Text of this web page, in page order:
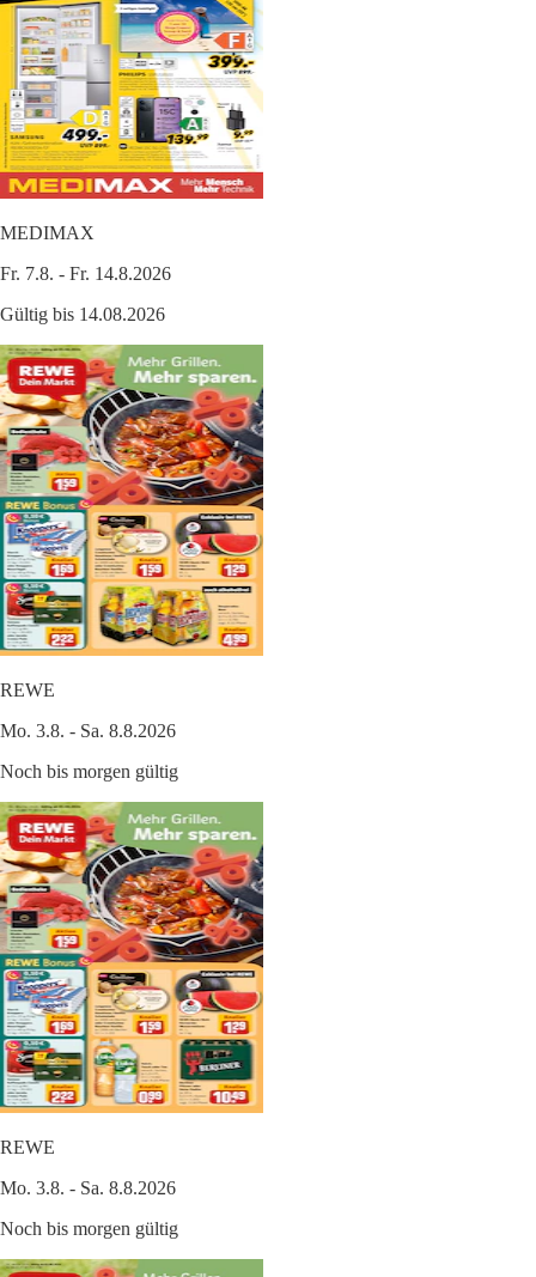
MEDIMAX
Fr. 7.8. - Fr. 14.8.2026
Gültig bis 14.08.2026
REWE
Mo. 3.8. - Sa. 8.8.2026
Noch bis morgen gültig
REWE
Mo. 3.8. - Sa. 8.8.2026
Noch bis morgen gültig